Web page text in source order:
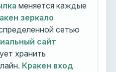
меняется каждые
зеркало
сетью
сайт
хранить
Кракен вход